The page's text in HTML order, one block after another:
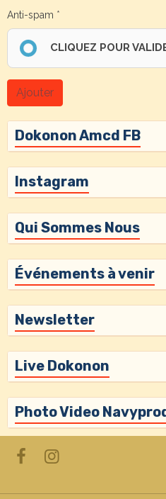
Anti-spam
CLIQUEZ POUR
Ajouter
Dokonon Amcd FB
Instagram
Qui Sommes Nous
Événements à venir
Newsletter
Live Dokonon
Photo Video